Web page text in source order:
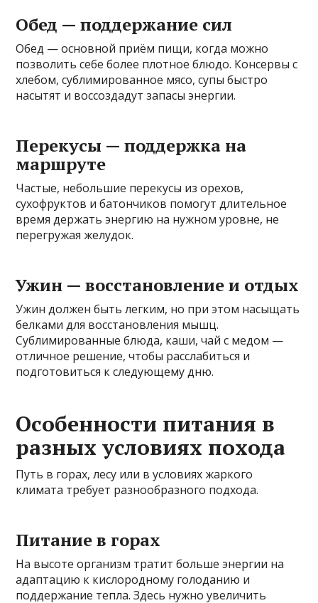
Обед — поддержание сил
Обед — основной приём пищи, когда можно
позволить себе более плотное блюдо. Консервы с
хлебом, сублимированное мясо, супы быстро
насытят и воссоздадут запасы энергии.
Перекусы — поддержка на
маршруте
Частые, небольшие перекусы из орехов,
сухофруктов и батончиков помогут длительное
время держать энергию на нужном уровне, не
перегружая желудок.
Ужин — восстановление и отдых
Ужин должен быть легким, но при этом насыщать
белками для восстановления мышц.
Сублимированные блюда, каши, чай с медом —
отличное решение, чтобы расслабиться и
подготовиться к следующему дню.
Особенности питания в
разных условиях похода
Путь в горах, лесу или в условиях жаркого
климата требует разнообразного подхода.
Питание в горах
На высоте организм тратит больше энергии на
адаптацию к кислородному голоданию и
поддержание тепла. Здесь нужно увеличить